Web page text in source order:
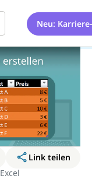
Neu:
Link teilen